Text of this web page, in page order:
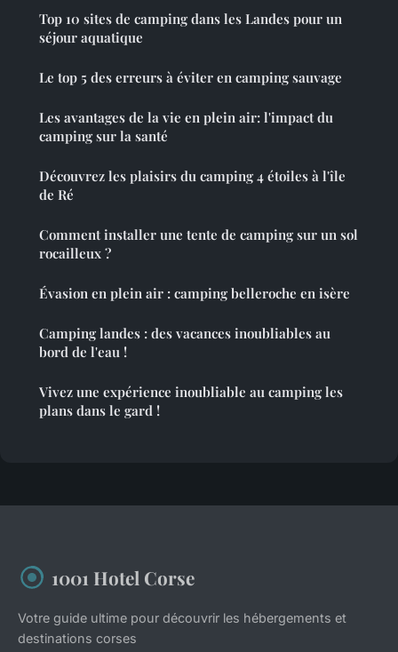
Top 10 sites de camping dans les Landes pour un
séjour aquatique
Le top 5 des erreurs à éviter en camping sauvage
Les avantages de la vie en plein air: l'impact du
camping sur la santé
Découvrez les plaisirs du camping 4 étoiles à l'île
de Ré
Comment installer une tente de camping sur un sol
rocailleux ?
Évasion en plein air : camping belleroche en isère
Camping landes : des vacances inoubliables au
bord de l'eau !
Vivez une expérience inoubliable au camping les
plans dans le gard !
1001 Hotel Corse
Votre guide ultime pour découvrir les hébergements et
destinations corses